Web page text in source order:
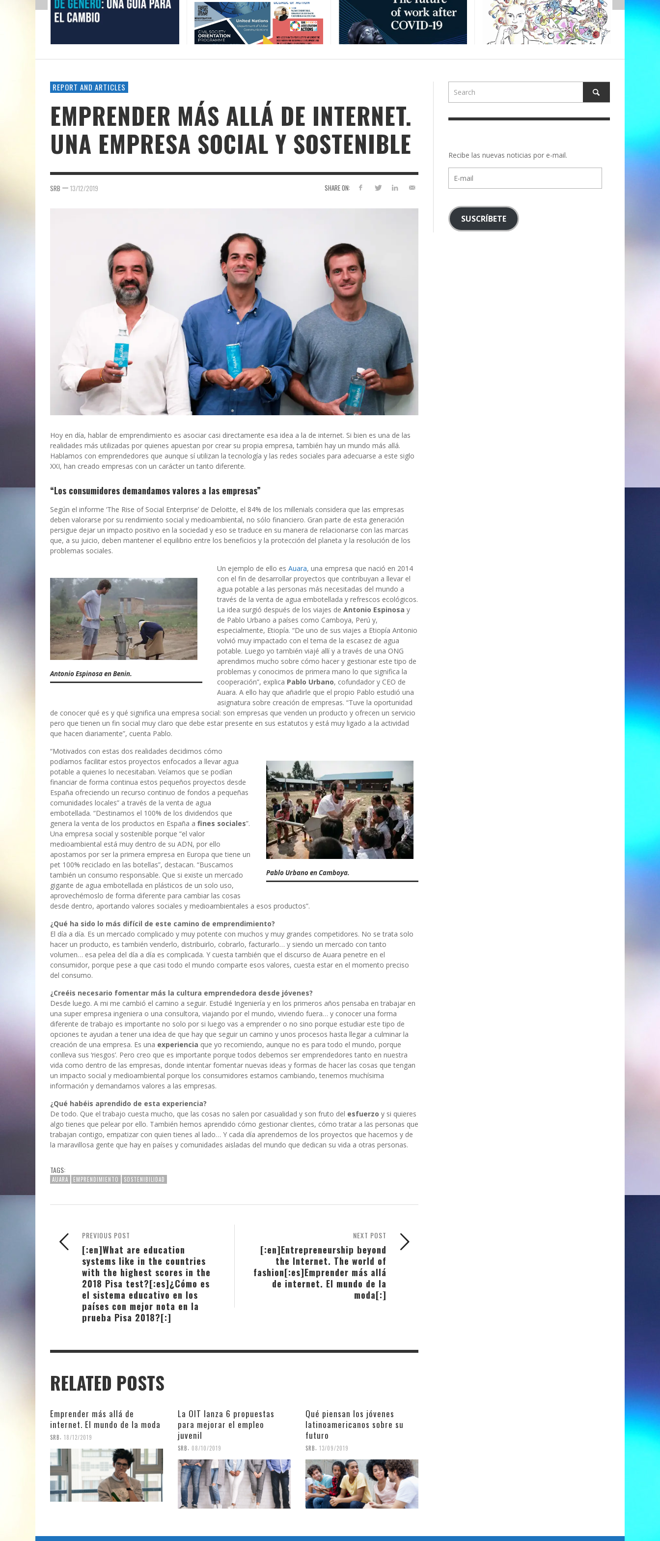
REPORT AND ARTICLES
EMPRENDER MÁS ALLÁ DE INTERNET.
UNA EMPRESA SOCIAL Y SOSTENIBLE
SHARE ON:
SRB — 13/12/2019
Hoy en día, hablar de emprendimiento es asociar casi directamente esa idea a la de internet. Si bien es una de las
realidades más utilizadas por quienes apuestan por crear su propia empresa, también hay un mundo más allá.
Hablamos con emprendedores que aunque sí utilizan la tecnología y las redes sociales para adecuarse a este siglo
XXI, han creado empresas con un carácter un tanto diferente.
“Los consumidores demandamos valores a las empresas”
Según el informe ‘The Rise of Social Enterprise’ de Deloitte, el 84% de los millenials considera que las empresas
deben valorarse por su rendimiento social y medioambiental, no sólo financiero. Gran parte de esta generación
persigue dejar un impacto positivo en la sociedad y eso se traduce en su manera de relacionarse con las marcas
que, a su juicio, deben mantener el equilibrio entre los beneficios y la protección del planeta y la resolución de los
problemas sociales.
Antonio Espinosa en Benin.
Un ejemplo de ello es Auara, una empresa que nació en 2014
con el fin de desarrollar proyectos que contribuyan a llevar el
agua potable a las personas más necesitadas del mundo a
través de la venta de agua embotellada y refrescos ecológicos.
La idea surgió después de los viajes de Antonio Espinosa y
de Pablo Urbano a países como Camboya, Perú y,
especialmente, Etiopía. “De uno de sus viajes a Etiopía Antonio
volvió muy impactado con el tema de la escasez de agua
potable. Luego yo también viajé allí y a través de una ONG
aprendimos mucho sobre cómo hacer y gestionar este tipo de
problemas y conocimos de primera mano lo que significa la
cooperación”, explica Pablo Urbano, cofundador y CEO de
Auara. A ello hay que añadirle que el propio Pablo estudió una
asignatura sobre creación de empresas. “Tuve la oportunidad
de conocer qué es y qué significa una empresa social: son empresas que venden un producto y ofrecen un servicio
pero que tienen un fin social muy claro que debe estar presente en sus estatutos y está muy ligado a la actividad
que hacen diariamente”, cuenta Pablo.
Pablo Urbano en Camboya.
“Motivados con estas dos realidades decidimos cómo
podíamos facilitar estos proyectos enfocados a llevar agua
potable a quienes lo necesitaban. Veíamos que se podían
financiar de forma continua estos pequeños proyectos desde
España ofreciendo un recurso continuo de fondos a pequeñas
comunidades locales” a través de la venta de agua
embotellada. “Destinamos el 100% de los dividendos que
genera la venta de los productos en España a fines sociales”.
Una empresa social y sostenible porque “el valor
medioambiental está muy dentro de su ADN, por ello
apostamos por ser la primera empresa en Europa que tiene un
pet 100% reciclado en las botellas”, destacan. “Buscamos
también un consumo responsable. Que si existe un mercado
gigante de agua embotellada en plásticos de un solo uso,
aprovechémoslo de forma diferente para cambiar las cosas
desde dentro, aportando valores sociales y medioambientales a esos productos”.
¿Qué ha sido lo más difícil de este camino de emprendimiento?
El día a día. Es un mercado complicado y muy potente con muchos y muy grandes competidores. No se trata solo
hacer un producto, es también venderlo, distribuirlo, cobrarlo, facturarlo… y siendo un mercado con tanto
volumen… esa pelea del día a día es complicada. Y cuesta también que el discurso de Auara penetre en el
consumidor, porque pese a que casi todo el mundo comparte esos valores, cuesta estar en el momento preciso
del consumo.
¿Creéis necesario fomentar más la cultura emprendedora desde jóvenes?
Desde luego. A mi me cambió el camino a seguir. Estudié Ingeniería y en los primeros años pensaba en trabajar en
una super empresa ingeniera o una consultora, viajando por el mundo, viviendo fuera… y conocer una forma
diferente de trabajo es importante no solo por si luego vas a emprender o no sino porque estudiar este tipo de
opciones te ayudan a tener una idea de que hay que seguir un camino y unos procesos hasta llegar a culminar la
creación de una empresa. Es una experiencia que yo recomiendo, aunque no es para todo el mundo, porque
conlleva sus ‘riesgos’. Pero creo que es importante porque todos debemos ser emprendedores tanto en nuestra
vida como dentro de las empresas, donde intentar fomentar nuevas ideas y formas de hacer las cosas que tengan
un impacto social y medioambiental porque los consumidores estamos cambiando, tenemos muchísima
información y demandamos valores a las empresas.
¿Qué habéis aprendido de esta experiencia?
De todo. Que el trabajo cuesta mucho, que las cosas no salen por casualidad y son fruto del esfuerzo y si quieres
algo tienes que pelear por ello. También hemos aprendido cómo gestionar clientes, cómo tratar a las personas que
trabajan contigo, empatizar con quien tienes al lado… Y cada día aprendemos de los proyectos que hacemos y de
la maravillosa gente que hay en países y comunidades aisladas del mundo que dedican su vida a otras personas.
TAGS:
AUARA EMPRENDIMIENTO SOSTENIBILIDAD
NEXT POST
[:en]Entrepreneurship beyond
the Internet. The world of
fashion[:es]Emprender más allá
de internet. El mundo de la
moda[:]
PREVIOUS POST
[:en]What are education
systems like in the countries
with the highest scores in the
2018 Pisa test?[:es]¿Cómo es
el sistema educativo en los
países con mejor nota en la
prueba Pisa 2018?[:]
RELATED POSTS
Emprender más allá de
internet. El mundo de la moda
SRB, 18/12/2019
La OIT lanza 6 propuestas
para mejorar el empleo
juvenil
SRB, 08/10/2019
Qué piensan los jóvenes
latinoamericanos sobre su
futuro
SRB, 13/09/2019
Recibe las nuevas noticias por e-mail.
mail
SUSCRÍBETE